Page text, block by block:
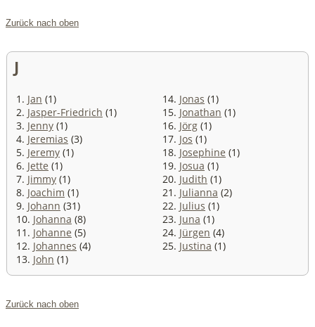
Zurück nach oben
J
1. Jan (1)
2. Jasper-Friedrich (1)
3. Jenny (1)
4. Jeremias (3)
5. Jeremy (1)
6. Jette (1)
7. Jimmy (1)
8. Joachim (1)
9. Johann (31)
10. Johanna (8)
11. Johanne (5)
12. Johannes (4)
13. John (1)
14. Jonas (1)
15. Jonathan (1)
16. Jörg (1)
17. Jos (1)
18. Josephine (1)
19. Josua (1)
20. Judith (1)
21. Julianna (2)
22. Julius (1)
23. Juna (1)
24. Jürgen (4)
25. Justina (1)
Zurück nach oben